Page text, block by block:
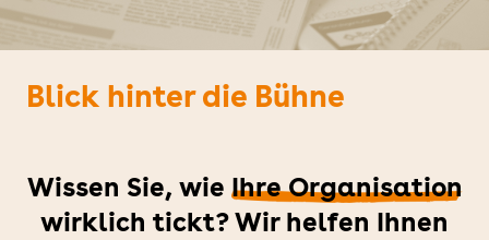
Blick hinter die Bühne
Wissen Sie, wie Ihre Organisation
wirklich tickt? Wir helfen Ihnen